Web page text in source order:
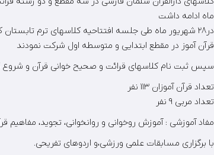
ماه ادامه داشت
قرآن آموز در مقطع ابتدایی و متوسطه اول شرکت نمودند
سپس ثبت نام کلاسهای قرائت و صحیح خوانی قرآن و شروع کلاسها از
تعداد قرآن آموزان ١١٣ نفر
تعداد مربی ٩ نفر
مفاد آموزشی : آموزش روخوانی و روانخوانی، تجوید، مفاهیم
با برگزاری مسابقات علمی ورزشی،و اردوهای تفریحی.